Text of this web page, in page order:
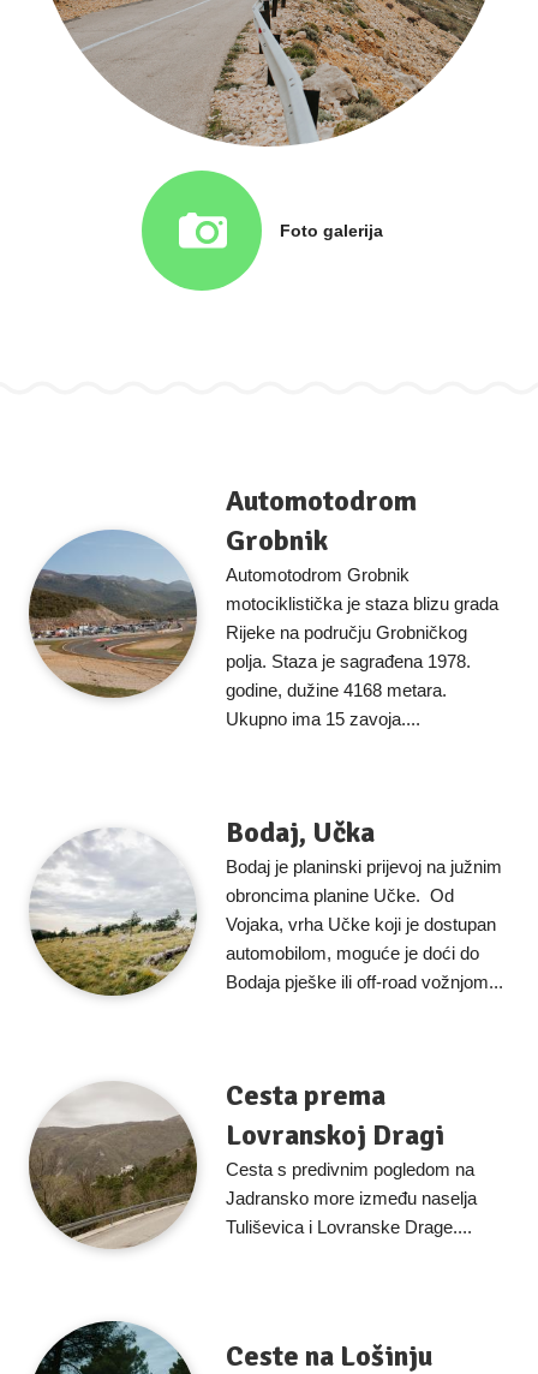
Foto galerija
Automotodrom
Grobnik
Automotodrom Grobnik
motociklistička je staza blizu grada
Rijeke na području Grobničkog
polja. Staza je sagrađena 1978.
godine, dužine 4168 metara.
Ukupno ima 15 zavoja....
Bodaj, Učka
Bodaj je planinski prijevoj na južnim
obroncima planine Učke. Od
Vojaka, vrha Učke koji je dostupan
automobilom, moguće je doći do
Bodaja pješke ili off-road vožnjom...
Cesta prema
Lovranskoj Dragi
Cesta s predivnim pogledom na
Jadransko more između naselja
Tuliševica i Lovranske Drage....
Ceste na Lošinju